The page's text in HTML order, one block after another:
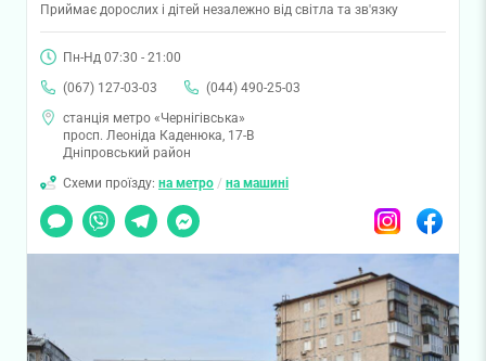
Приймає дорослих і дітей незалежно від світла та зв'язку
Пн-Нд 07:30 - 21:00
(067) 127-03-03
(044) 490-25-03
станція метро «Чернігівська»
просп. Леоніда Каденюка, 17-В
Дніпровський район
Схеми проїзду: на метро / на машині
Чат
Viber TelegramMessenger InstagramFacebook